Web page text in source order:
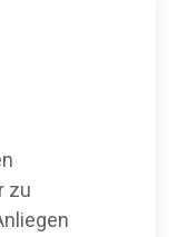
zu